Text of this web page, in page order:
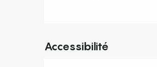
Accessibilité